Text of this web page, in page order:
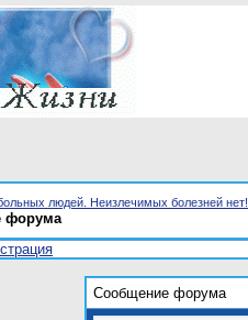
людей. Неизлечимых болезней нет!
форума
Сообщение форума